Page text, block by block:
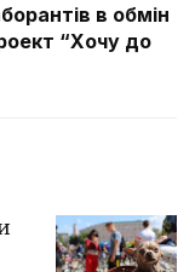
в обмін
“Хочу до